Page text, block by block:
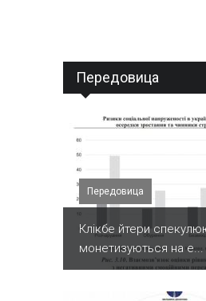
Передовица
Передовица
Клікбе йтери
монетизуються на е...